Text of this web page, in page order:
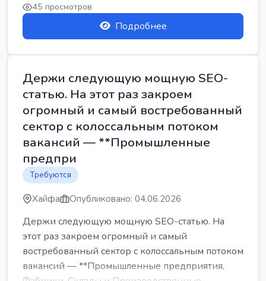
45 просмотров
Подробнее
Держи следующую мощную SEO-
статью. На этот раз закроем
огромный и самый востребованный
сектор с колоссальным потоком
вакансий — **Промышленные
предпри
Требуются
Хайфа Опубликовано: 04.06.2026
Держи следующую мощную SEO-статью. На
этот раз закроем огромный и самый
востребованный сектор с колоссальным потоком
вакансий — **Промышленные предприятия,